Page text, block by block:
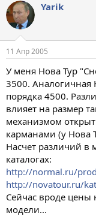
Yarik
11 Апр 2005
У меня Нова Тур
3500. Аналогичная
порядка 4500.
влияет на размер
механизмом
карманами (у Нова
Насчет различий в
каталогах:
http://normal.ru/
http://novatour.ru/
Сейчас вроде цены
модели...